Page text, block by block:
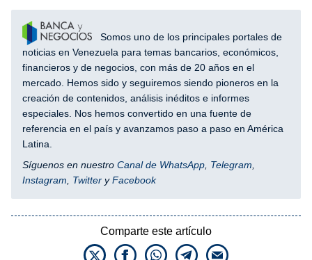
Somos uno de los principales portales de
noticias en Venezuela para temas bancarios, económicos,
financieros y de negocios, con más de 20 años en el
mercado. Hemos sido y seguiremos siendo pioneros en la
creación de contenidos, análisis inéditos e informes
especiales. Nos hemos convertido en una fuente de
referencia en el país y avanzamos paso a paso en América
Latina.
Síguenos en nuestro Canal de WhatsApp, Telegram,
Instagram, Twitter yFacebook
Comparte este artículo